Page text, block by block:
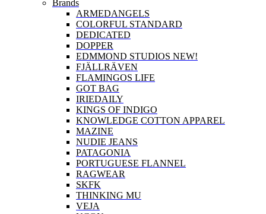
Brands
ARMEDANGELS
COLORFUL STANDARD
DEDICATED
DOPPER
EDMMOND STUDIOS NEW!
FJÄLLRÄVEN
FLAMINGOS LIFE
GOT BAG
IRIEDAILY
KINGS OF INDIGO
KNOWLEDGE COTTON APPAREL
MAZINE
NUDIE JEANS
PATAGONIA
PORTUGUESE FLANNEL
RAGWEAR
SKFK
THINKING MU
VEJA